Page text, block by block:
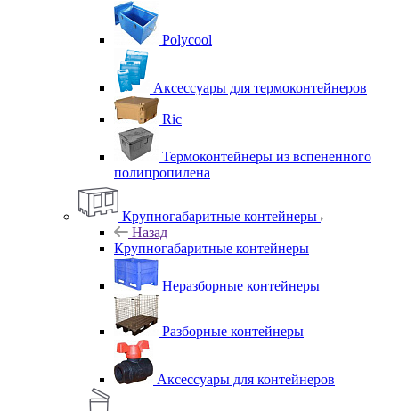
Polycool
Аксессуары для термоконтейнеров
Ric
Термоконтейнеры из вспененного
полипропилена
Крупногабаритные контейнеры
Назад
Крупногабаритные контейнеры
Неразборные контейнеры
Разборные контейнеры
Аксессуары для контейнеров